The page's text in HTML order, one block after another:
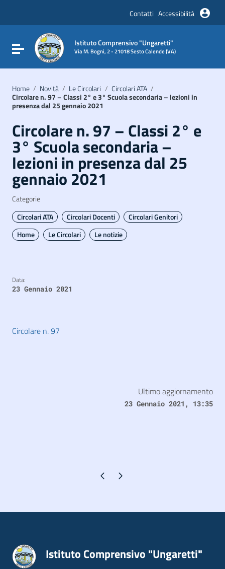
Vai al footer
Contatti Accessibilità
Attiva / disattiva la navigazione
Istituto Comprensivo "Ungaretti"
Via M. Bogni, 2 - 21018 Sesto Calende (VA)
Home / Novità / Le Circolari / Circolari ATA /
Circolare n. 97 – Classi 2° e 3° Scuola secondaria – lezioni in
presenza dal 25 gennaio 2021
Circolare n. 97 – Classi 2° e
3° Scuola secondaria –
lezioni in presenza dal 25
gennaio 2021
Categorie
Circolari ATA
Circolari Docenti
Circolari Genitori
Home
Le Circolari Le notizie
Data:
23 Gennaio 2021
Circolare n. 97
Ultimo aggiornamento
23 Gennaio 2021, 13:35
Pagina precedente
Pagina successiva
Istituto Comprensivo "Ungaretti"